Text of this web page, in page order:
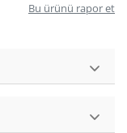
Bu ürünü rapor et